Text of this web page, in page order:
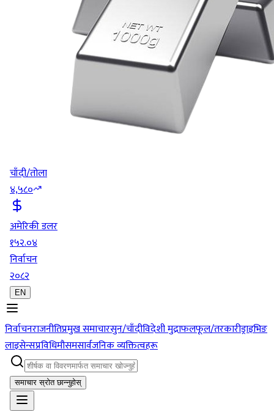
चाँदी/तोला
४,५८०
अमेरिकी डलर
१५२.०४
निर्वाचन
२०८२
EN
निर्वाचनराजनीतिप्रमुख समाचारसुन/चाँदीविदेशी मुद्राफलफूल/तरकारीड्राइभिङ
लाइसेन्सप्रविधिमौसमसार्वजनिक व्यक्तित्वहरू
समाचार स्रोत छान्नुहोस्